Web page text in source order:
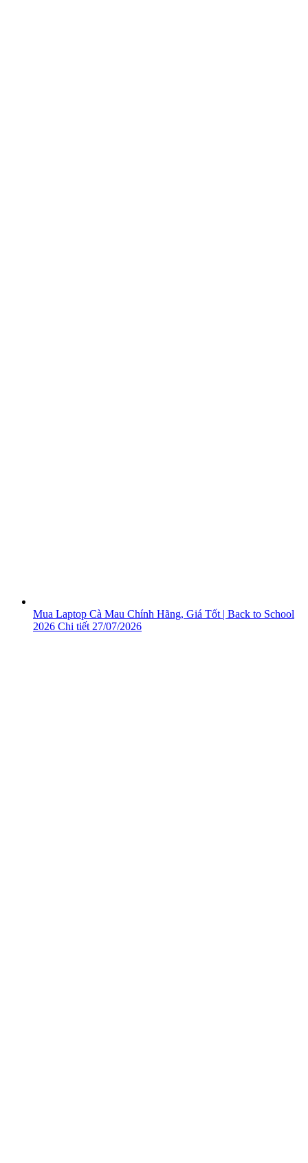
Mua Laptop Cà Mau Chính Hãng, Giá Tốt | Back to School
2026 Chi tiết 27/07/2026